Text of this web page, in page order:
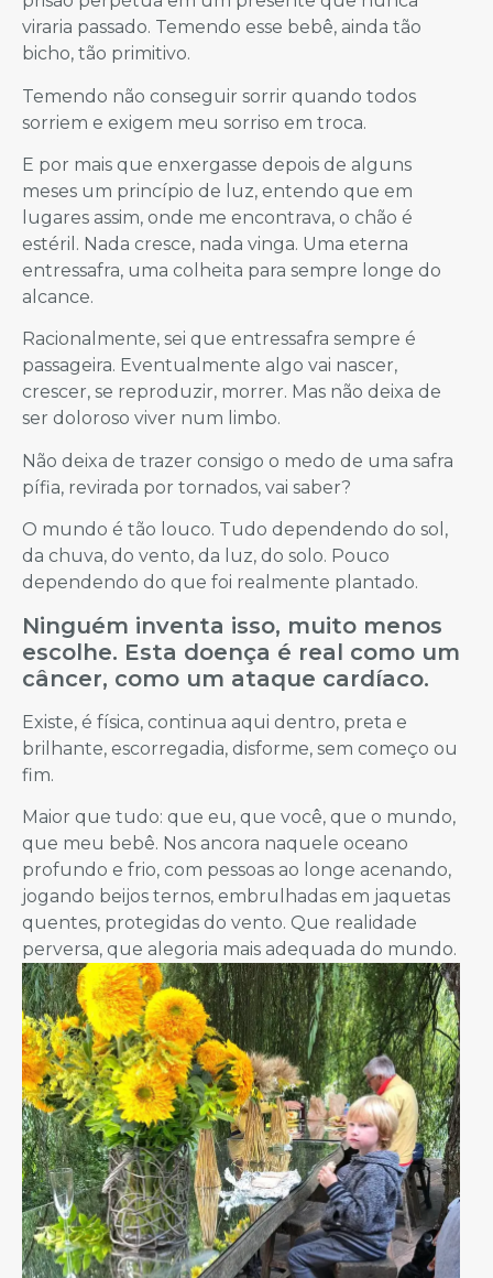
viraria passado. Temendo esse bebê, ainda tão
bicho, tão primitivo.
Temendo não conseguir sorrir quando todos
sorriem e exigem meu sorriso em troca.
E por mais que enxergasse depois de alguns
meses um princípio de luz, entendo que em
lugares assim, onde me encontrava, o chão é
estéril. Nada cresce, nada vinga. Uma eterna
entressafra, uma colheita para sempre longe do
alcance.
Racionalmente, sei que entressafra sempre é
passageira. Eventualmente algo vai nascer,
crescer, se reproduzir, morrer. Mas não deixa de
ser doloroso viver num limbo.
Não deixa de trazer consigo o medo de uma safra
pífia, revirada por tornados, vai saber?
O mundo é tão louco. Tudo dependendo do sol,
da chuva, do vento, da luz, do solo. Pouco
dependendo do que foi realmente plantado.
Ninguém inventa isso, muito menos
escolhe. Esta doença é real como um
câncer, como um ataque cardíaco.
Existe, é física, continua aqui dentro, preta e
brilhante, escorregadia, disforme, sem começo ou
fim.
Maior que tudo: que eu, que você, que o mundo,
que meu bebê. Nos ancora naquele oceano
profundo e frio, com pessoas ao longe acenando,
jogando beijos ternos, embrulhadas em jaquetas
quentes, protegidas do vento. Que realidade
perversa, que alegoria mais adequada do mundo.